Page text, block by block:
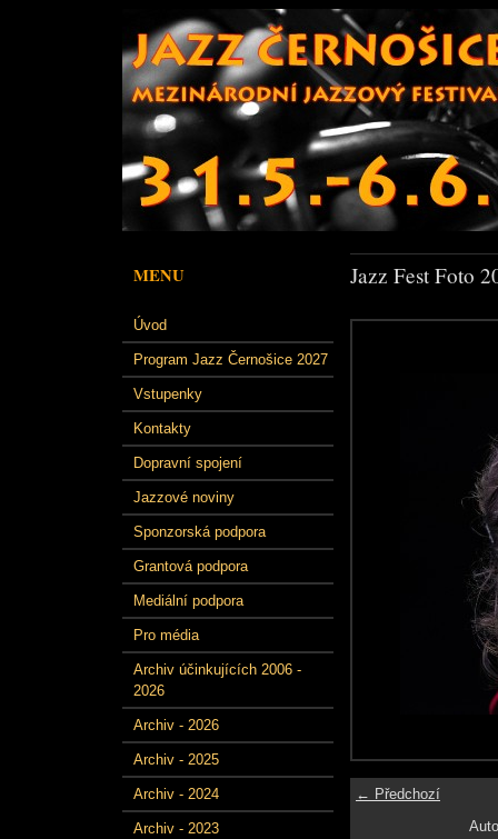
MENU
Úvod
Program Jazz Černošice 2027
Vstupenky
Kontakty
Dopravní spojení
Jazzové noviny
Sponzorská podpora
Grantová podpora
Mediální podpora
Pro média
Archiv účinkujících 2006 -
2026
Archiv - 2026
Archiv - 2025
Archiv - 2024
Archiv - 2023
Jazz Fest Foto
← Předchozí